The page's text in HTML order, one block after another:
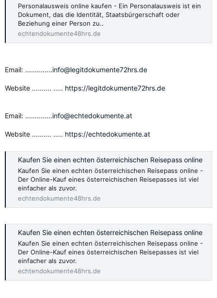
Personalausweis online kaufen - Ein Personalausweis ist ein
Dokument, das die Identität, Staatsbürgerschaft oder
Beziehung einer Person zu..
echtendokumente48hrs.de
Email: ..............info@legitdokumente72hrs.de
Website .......... ..... https://legitdokumente72hrs.de
Email: ..............info@echtedokumente.at
Website .......... ..... https://echtedokumente.at
Kaufen Sie einen echten österreichischen Reisepass online
Kaufen Sie einen echten österreichischen Reisepass online -
Der Online-Kauf eines österreichischen Reisepasses ist viel
einfacher als zuvor.
echtendokumente48hrs.de
Kaufen Sie einen echten österreichischen Reisepass online
Kaufen Sie einen echten österreichischen Reisepass online -
Der Online-Kauf eines österreichischen Reisepasses ist viel
einfacher als zuvor.
echtendokumente48hrs.de